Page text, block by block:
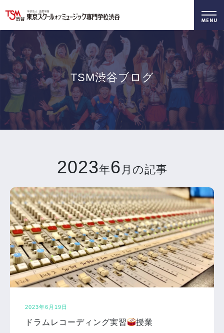
学科・専攻 資料請求 オープンキャンパス
TSM渋谷ブログ
2023年6 月の記事
2023年6月19日
ドラムレコーディング実習 授業